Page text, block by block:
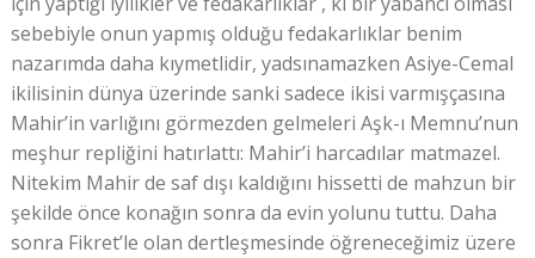
sebebiyle onun yapmış olduğu fedakarlıklar benim
nazarımda daha kıymetlidir, yadsınamazken Asiye-Cemal
ikilisinin dünya üzerinde sanki sadece ikisi varmışçasına
Mahir’in varlığını görmezden gelmeleri Aşk-ı Memnu’nun
meşhur repliğini hatırlattı: Mahir’i harcadılar matmazel.
Nitekim Mahir de saf dışı kaldığını hissetti de mahzun bir
şekilde önce konağın sonra da evin yolunu tuttu. Daha
sonra Fikret’le olan dertleşmesinde öğreneceğimiz üzere